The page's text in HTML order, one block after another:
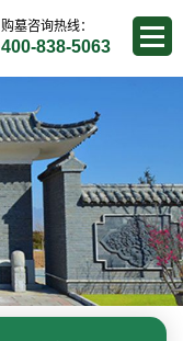
购墓咨询热线：
400-838-5063